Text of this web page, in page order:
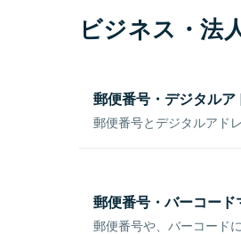
ビジネス・法
郵便番号・デジタル
郵便番号とデジタルアド
郵便番号・バーコード
郵便番号や、バーコード